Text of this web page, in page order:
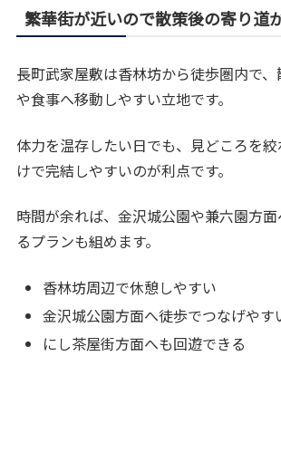
繁華街が近いので散策後の寄り道
長町武家屋敷は香林坊から徒歩圏内で、
や食事へ移動しやすい立地です。
体力を温存したい日でも、見どころを
けで完結しやすいのが利点です。
時間が余れば、金沢城公園や兼六園方
るプランも組めます。
香林坊周辺で休憩しやすい
金沢城公園方面へ徒歩でつなげやす
にし茶屋街方面へも回遊できる